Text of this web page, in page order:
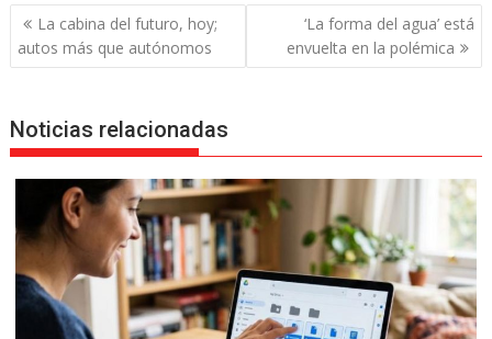
Navegación
de
entradas
La cabina del futuro, hoy;
autos más que autónomos
‘La forma del agua’ está
envuelta en la polémica
Noticias relacionadas